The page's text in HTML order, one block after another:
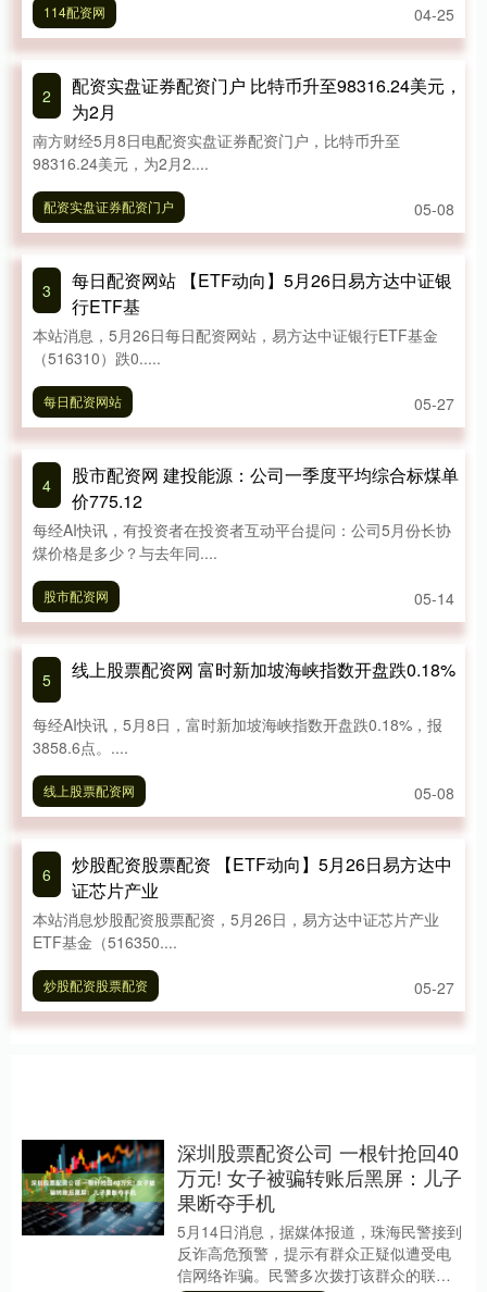
114配资网 04-25
2
配资实盘证券配资门户 比特币升至98316.24美元，
为2月
南方财经5月8日电配资实盘证券配资门户，比特币升至
98316.24美元，为2月2....
配资实盘证券配资门户 05-08
3
每日配资网站 【ETF动向】5月26日易方达中证银
行ETF基
本站消息，5月26日每日配资网站，易方达中证银行ETF基金
（516310）跌0.....
每日配资网站 05-27
4
股市配资网 建投能源：公司一季度平均综合标煤单
价775.12
每经AI快讯，有投资者在投资者互动平台提问：公司5月份长协
煤价格是多少？与去年同....
股市配资网 05-14
5 线上股票配资网 富时新加坡海峡指数开盘跌0.18%
每经AI快讯，5月8日，富时新加坡海峡指数开盘跌0.18%，报
3858.6点。....
线上股票配资网 05-08
6
炒股配资股票配资 【ETF动向】5月26日易方达中
证芯片产业
本站消息炒股配资股票配资，5月26日，易方达中证芯片产业
ETF基金（516350....
炒股配资股票配资 05-27
深圳股票配资公司 一根针抢回40
万元! 女子被骗转账后黑屏：儿子
果断夺手机
5月14日消息，据媒体报道，珠海民警接到
反诈高危预警，提示有群众正疑似遭受电
信网络诈骗。民警多次拨打该群众的联系